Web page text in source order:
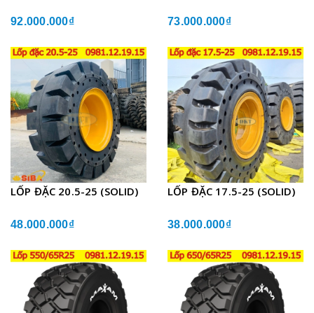
92.000.000₫ 73.000.000₫
LỐP ĐẶC 20.5-25 (SOLID)
48.000.000₫
LỐP ĐẶC 17.5-25 (SOLID)
38.000.000₫